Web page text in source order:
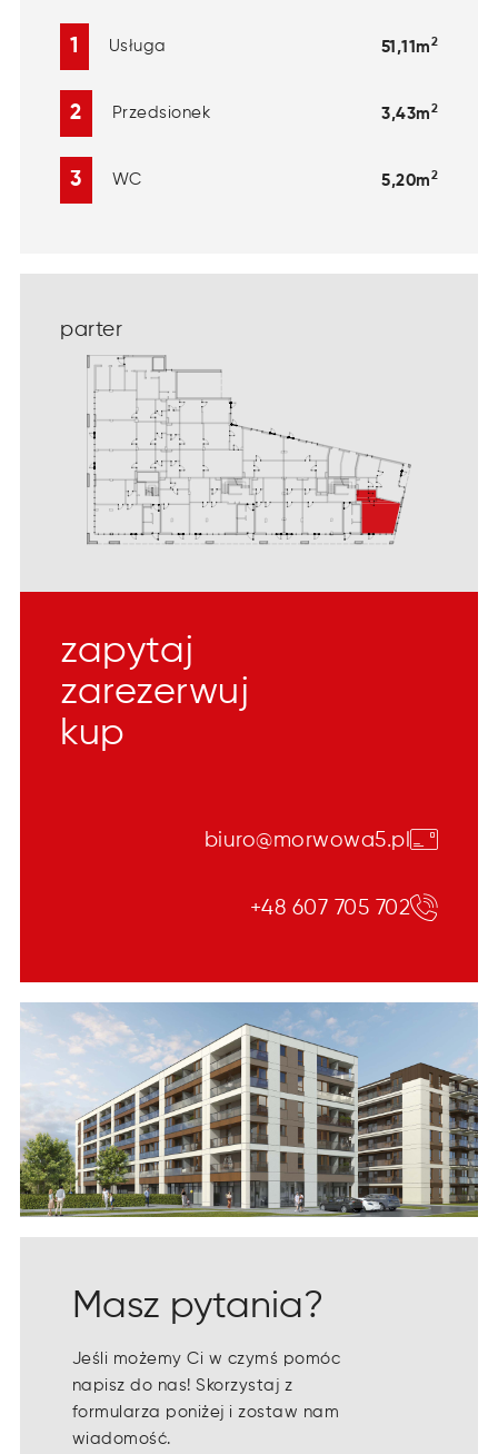
1 Usługa 51,11m2
2 Przedsionek 3,43m2
3 WC 5,20m2
parter
zapytaj
zarezerwuj
kup
biuro@morwowa5.pl
+48 607 705 702
Masz pytania?
Jeśli możemy Ci w czymś pomóc
napisz do nas! Skorzystaj z
formularza poniżej i zostaw nam
wiadomość.